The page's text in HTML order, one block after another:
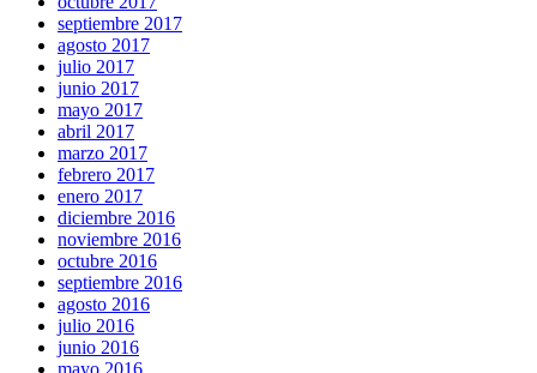
septiembre 2017
agosto 2017
julio 2017
junio 2017
mayo 2017
abril 2017
marzo 2017
febrero 2017
enero 2017
diciembre 2016
noviembre 2016
octubre 2016
septiembre 2016
agosto 2016
julio 2016
junio 2016
mayo 2016